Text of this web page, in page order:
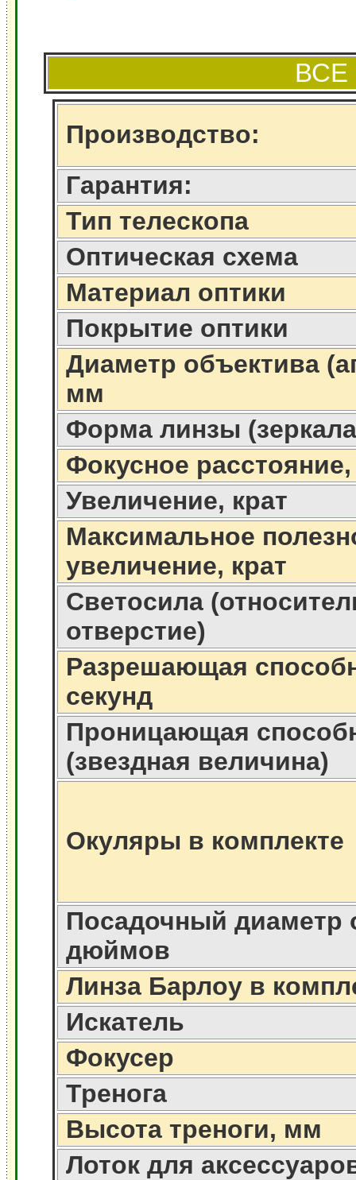
ВСЕ
Производство:
Гарантия:
Тип телескопа
Оптическая схема
Материал оптики
Покрытие оптики
Диаметр объектива
мм
Форма линзы
Фокусное
Увеличение, крат
Максимальное
увеличение, крат
Светосила
отверстие)
Разрешающая
секунд
Проницающая
(звездная величина)
Окуляры в комплекте
Посадочный диаметр
дюймов
Линза Барлоу в
Искатель
Фокусер
Тренога
Высота треноги, мм
Лоток для